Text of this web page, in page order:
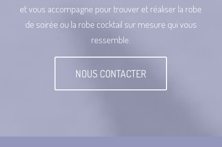
et vous accompagne pour trouver et réaliser la robe
de soirée ou la robe cocktail sur mesure qui vous
ressemble.
NOUS CONTACTER